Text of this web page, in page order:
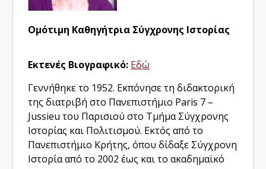
Ομότιμη Καθηγήτρια Σύγχρονης Ιστορίας
Εκτενές Βιογραφικό: Εδώ
Γεννήθηκε το 1952. Εκπόνησε τη διδακτορική
της διατριβή στο Πανεπιστήμιο Paris 7 –
Jussieu του Παρισιού στο Τμήμα Σύγχρονης
Ιστορίας και Πολιτισμού. Εκτός από το
Πανεπιστήμιο Κρήτης, όπου δίδαξε Σύγχρονη
Ιστορία από το 2002 έως και το ακαδημαϊκό